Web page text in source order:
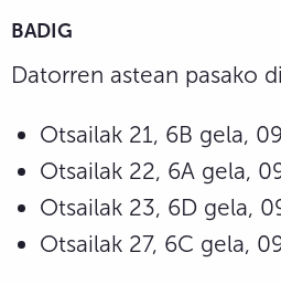
BADIG
Datorren astean pasako
Otsailak 21, 6B gela,
Otsailak 22, 6A gela,
Otsailak 23, 6D gela,
Otsailak 27, 6C gela,